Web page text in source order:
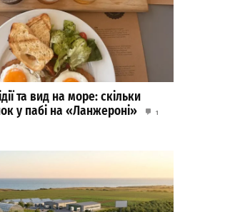
та вид на море: скільки
у пабі на «Ланжероні»
1